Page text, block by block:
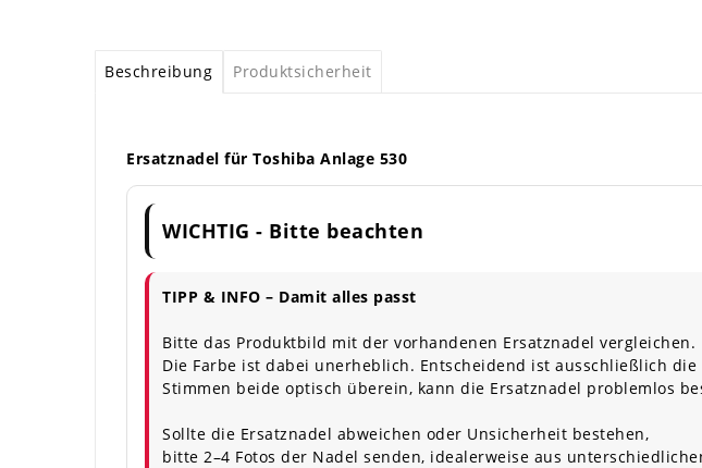
Beschreibung Produktsicherheit
Ersatznadel für Toshiba Anlage 530
WICHTIG - Bitte beachten
TIPP & INFO – Damit alles passt
Bitte das Produktbild mit der vorhandenen Ersatznadel vergleichen.
Die Farbe ist dabei unerheblich. Entscheidend ist ausschließlich die
Stimmen beide optisch überein, kann die Ersatznadel problemlos
Sollte die Ersatznadel abweichen oder Unsicherheit bestehen,
bitte 2–4 Fotos der Nadel senden, idealerweise aus